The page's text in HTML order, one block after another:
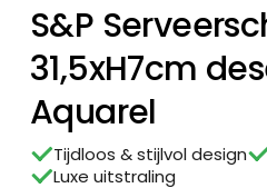
S&P
31,5xH7cm
Aquarel
Tijdloos & stijlvol design
Luxe uitstraling